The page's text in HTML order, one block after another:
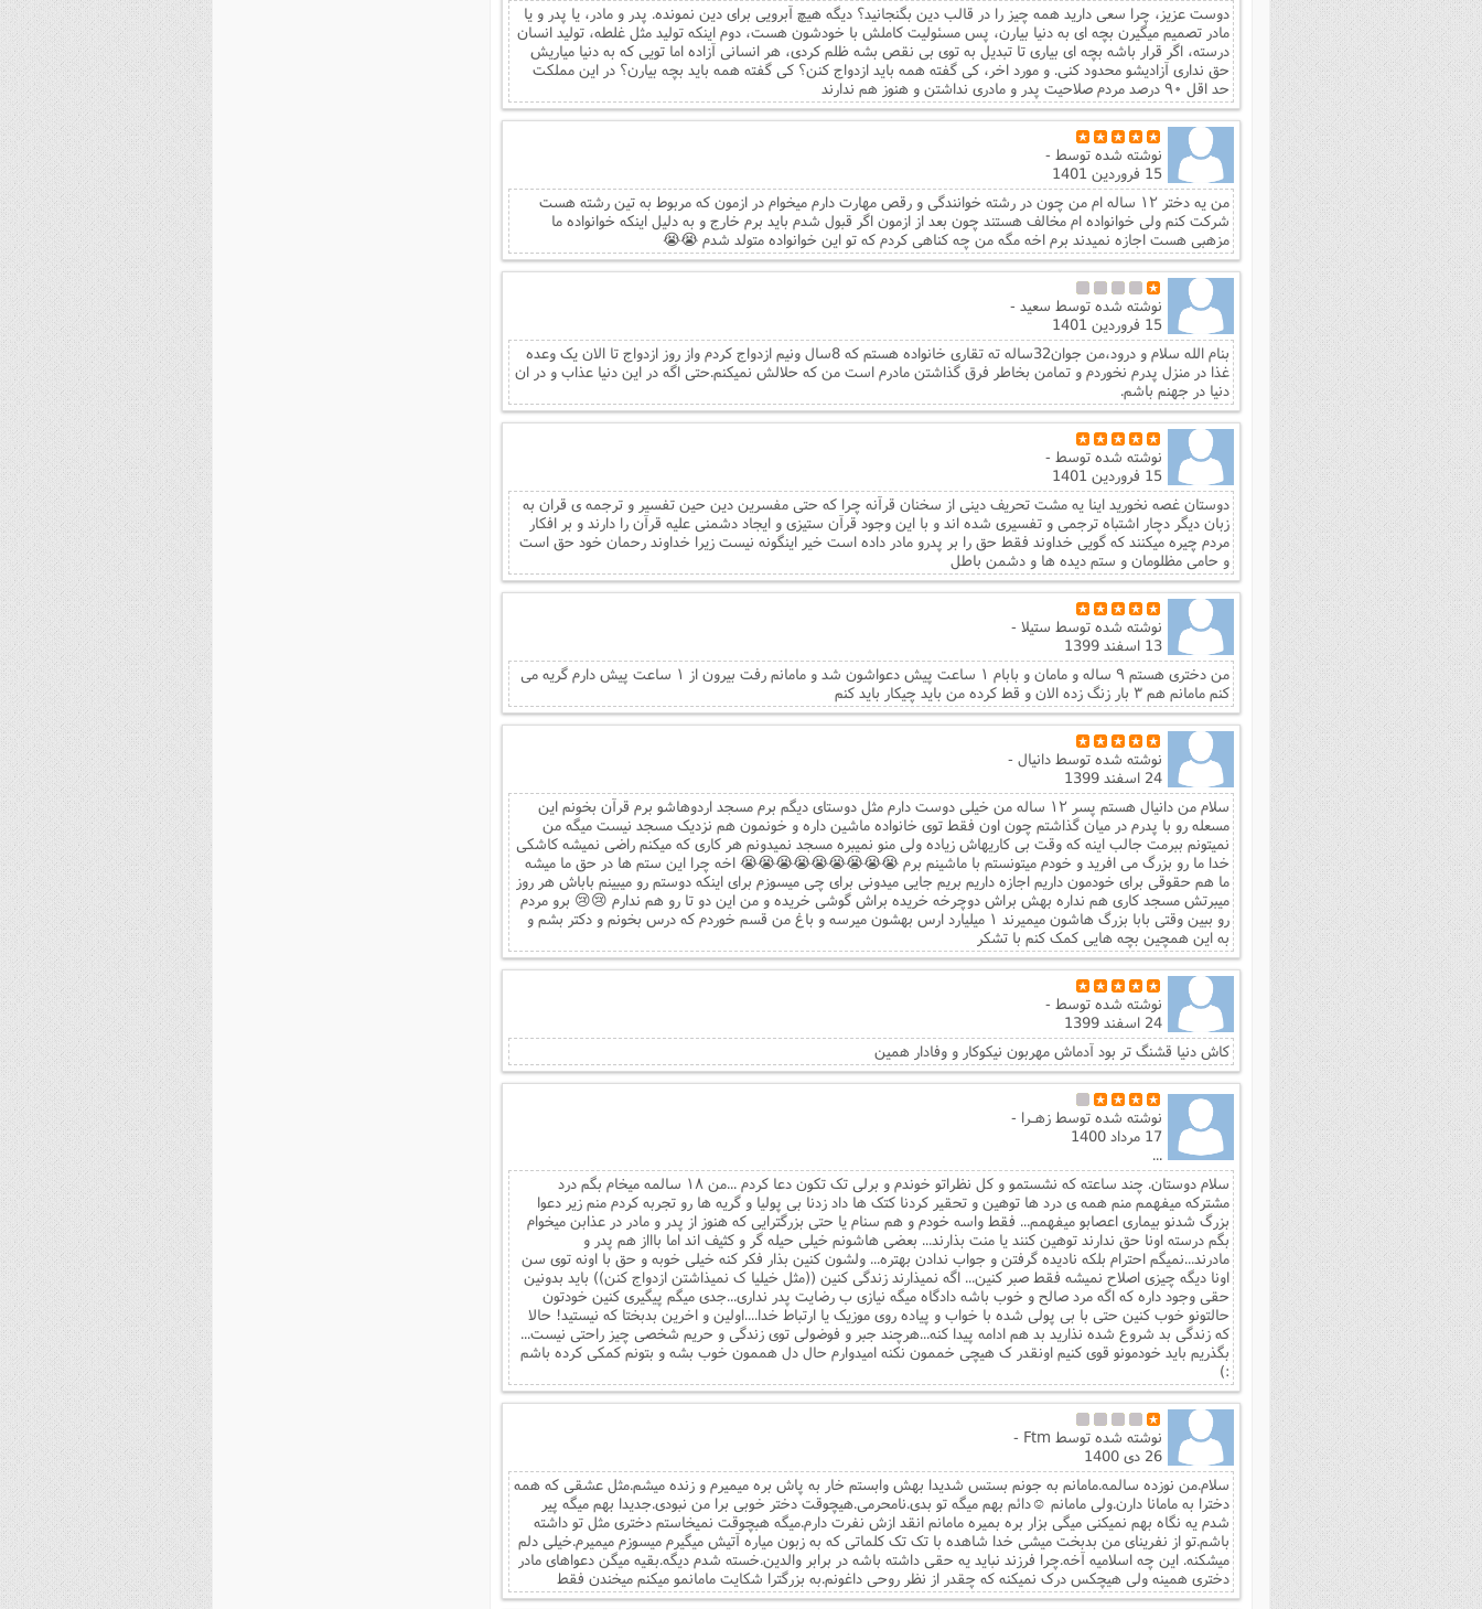
دوست عزیز، چرا سعی دارید همه چیز را در قالب دین بگنجانید؟ دیگه هیچ آبرویی برای دین نمونده. پدر و مادر، یا پدر و یا
مادر تصمیم میگیرن بچه ای به دنیا بیارن، پس مسئولیت کاملش با خودشون هست، دوم اینکه تولید مثل غلطه، تولید انسان
درسته، اگر قرار باشه بچه ای بیاری تا تبدیل به توی بی نقص بشه ظلم کردی، هر انسانی آزاده اما تویی که به دنیا میاریش
حق نداری آزادیشو محدود کنی. و مورد اخر، کی گفته همه باید ازدواج کنن؟ کی گفته همه باید بچه بیارن؟ در این مملکت
حد اقل ۹۰ درصد مردم صلاحیت پدر و مادری نداشتن و هنوز هم ندارند
نوشته شده توسط -
15 فروردین 1401
من یه دختر ۱۲ ساله ام من چون در رشته خوانندگی و رقص مهارت دارم میخوام در ازمون که مربوط به تین رشته هست
شرکت کنم ولی خوانواده ام مخالف هستند چون بعد از ازمون اگر قبول شدم باید برم خارج و به دلیل اینکه خوانواده ما
مزهبی هست اجازه نمیدند برم اخه مگه من چه کناهی کردم که تو این خوانواده متولد شدم 😭😭
نوشته شده توسط سعید -
15 فروردین 1401
بنام الله سلام و درود،من جوان32ساله ته تقاری خانواده هستم که 8سال ونیم ازدواج کردم واز روز ازدواج تا الان یک وعده
غذا در منزل پدرم نخوردم و تمامن بخاطر فرق گذاشتن مادرم است من که حلالش نمیکنم.حتی اگه در این دنیا عذاب و در ان
دنیا در جهنم باشم.
نوشته شده توسط -
15 فروردین 1401
دوستان غصه نخورید اینا یه مشت تحریف دینی از سخنان قرآنه چرا که حتی مفسرین دین حین تفسیر و ترجمه ی قران به
زبان دیگر دچار اشتباه ترجمی و تفسیری شده اند و با این وجود قرآن ستیزی و ایجاد دشمنی علیه قرآن را دارند و بر افکار
مردم چیره میکنند که گویی خداوند فقط حق را بر پدرو مادر داده است خیر اینگونه نیست زیرا خداوند رحمان خود حق است
و حامی مظلومان و ستم دیده ها و دشمن باطل
نوشته شده توسط ستیلا -
13 اسفند 1399
من دختری هستم ۹ ساله و مامان و بابام ۱ ساعت پیش دعواشون شد و مامانم رفت بیرون از ۱ ساعت پیش دارم گریه می
کنم مامانم هم ۳ بار زنگ زده الان و قط کرده من باید چیکار باید کنم
نوشته شده توسط دانیال -
24 اسفند 1399
سلام من دانیال هستم پسر ۱۲ ساله من خیلی دوست دارم مثل دوستای دیگم برم مسجد اردوهاشو برم قرآن بخونم این
مسعله رو با پدرم در میان گذاشتم چون اون فقط توی خانواده ماشین داره و خونمون هم نزدیک مسجد نیست میگه من
نمیتونم ببرمت جالب اینه که وقت بی کاریهاش زیاده ولی منو نمیبره مسجد نمیدونم هر کاری که میکنم راضی نمیشه کاشکی
خدا ما رو بزرگ می افرید و خودم میتونستم با ماشینم برم 😭😭😭😭😭😭😭😭😭 اخه چرا این ستم ها در حق ما میشه
ما هم حقوقی برای خودمون داریم اجازه داریم بریم جایی میدونی برای چی میسوزم برای اینکه دوستم رو میبینم باباش هر روز
میبرتش مسجد کاری هم نداره بهش براش دوچرخه خریده براش گوشی خریده و من این دو تا رو هم ندارم 😢😢 برو مردم
رو ببین وقتی بابا بزرگ هاشون میمیرند ۱ میلیارد ارس بهشون میرسه و باغ من قسم خوردم که درس بخونم و دکتر بشم و
به این همچین بچه هایی کمک کنم با تشکر
نوشته شده توسط -
24 اسفند 1399
کاش دنیا قشنگ تر بود آدماش مهربون‌ نیکوکار و وفادار همین
نوشته شده توسط زهـرا -
17 مرداد 1400
...
سلام دوستان. چند ساعته که نشستمو و کل نظراتو خوندم و برلی تک تکون دعا کردم ...من ۱۸ سالمه میخام بگم درد
مشترکه میفهمم منم همه ی درد ها توهین و تحقیر کردنا کتک ها داد زدنا بی پولیا و گریه ها رو تجربه کردم منم زیر دعوا
بزرگ شدنو بیماری اعصابو میفهمم... فقط واسه خودم و هم سنام یا حتی بزرگترایی که هنوز از پدر و مادر در عذابن میخوام
بگم درسته اونا حق ندارند توهین کنند یا منت بذارند... بعضی هاشونم خیلی حیله گر و کثیف اند اما باااز هم پدر و
مادرند...نمیگم احترام بلکه نادیده گرفتن و جواب ندادن بهتره... ولشون کنین بذار فکر کنه خیلی خوبه و حق با اونه توی سن
اونا دیگه چیزی اصلاح نمیشه فقط صبر کنین... اگه نمیذارند زندگی کنین ((مثل خیلیا ک نمیذاشتن ازدواج کنن)) باید بدونین
حقی وجود داره که اگه مرد صالح و خوب باشه دادگاه میگه نیازی ب رضایت پدر نداری...جدی میگم پیگیری کنین خودتون
حالتونو خوب کنین حتی با بی پولی شده با خواب و پیاده روی موزیک یا ارتباط خدا....اولین و اخرین بدبختا که نیستید! حالا
که زندگی بد شروع شده نذارید بد هم ادامه پیدا کنه...هرچند جبر و فوضولی توی زندگی و حریم شخصی چیز راحتی نیست...
بگذریم باید خودمونو قوی کنیم اونقدر ک هیچی خممون نکنه امیدوارم حال دل هممون خوب بشه و بتونم کمکی کرده باشم
:)
نوشته شده توسط Ftm -
26 دی 1400
سلام.من نوزده سالمه.مامانم به جونم بستس شدیدا بهش وابستم خار به پاش بره میمیرم و زنده میشم.مثل عشقی که همه
دخترا به مامانا دارن.ولی مامانم ☺دائم بهم میگه تو بدی.نامحرمی.هیچوقت دختر خوبی برا من نبودی.جدیدا بهم میگه پیر
شدم یه نگاه بهم نمیکنی میگی بزار بره بمیره مامانم انقد ازش نفرت دارم.میگه هبچوقت نمیخاستم دختری مثل تو داشته
باشم.تو از نفرینای من بدبخت میشی خدا شاهده با تک تک کلماتی که به زبون میاره آتیش میگیرم میسوزم میمیرم.خیلی دلم
میشکنه. این چه اسلامیه آخه.چرا فرزند نباید یه حقی داشته باشه در برابر والدین.خسته شدم دیگه.بقیه میگن دعواهای مادر
دختری همینه ولی هیچکس درک نمیکنه که چقدر از نظر روحی داغونم.به بزرگترا شکایت مامانمو میکنم میخندن فقط